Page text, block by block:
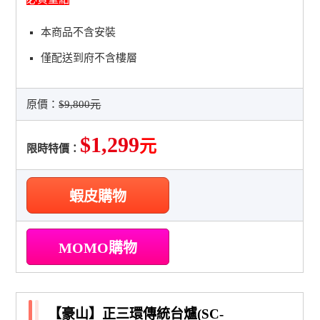
本商品不含安裝
僅配送到府不含樓層
原價：$9,800元
限時特價： $1,299元
蝦皮購物
MOMO購物
【豪山】正三環傳統台爐(SC-